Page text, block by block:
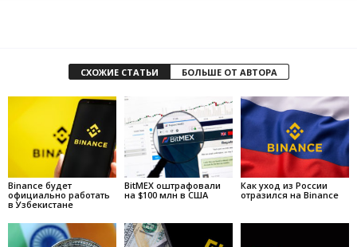
СХОЖИЕ СТАТЬИ БОЛЬШЕ ОТ АВТОРА
Binance будет
официально работать
в Узбекистане
BitMEX оштрафовали
на $100 млн в США
Как уход из России
отразился на Binance